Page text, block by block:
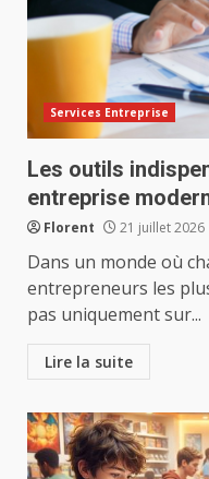
Services Entreprise
Les outils
entreprise
Florent 21 juillet 2026
Dans un monde où
entrepreneurs les
pas uniquement sur...
Lire la suite